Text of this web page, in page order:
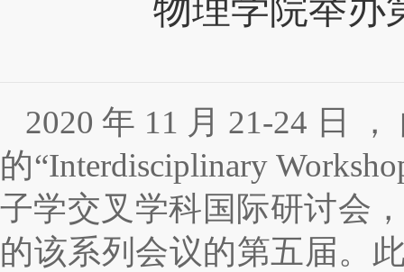
物理学院举办
2020 年 11 月 21-24 日
的“Interdisciplinary
子学交叉学科国际研讨会
的该系列会议的第五届。